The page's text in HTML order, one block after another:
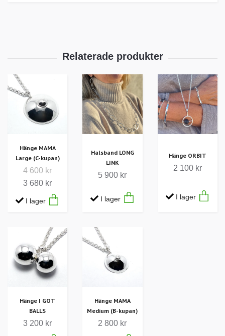
Hänge MAMA
Large (C-kupan)
4 600 kr
3 680 kr
I lager
Halsband LONG
LINK
5 900 kr
I lager
Hänge ORBIT
2 100 kr
I lager
Hänge I GOT
BALLS
3 200 kr
Hänge MAMA
Medium (B-kupan)
2 800 kr